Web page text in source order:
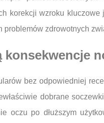
korekcji wzroku
problemów zdrowotnych
konsekwencje
bez odpowiedniej
dobrane
oczu po dłuższym